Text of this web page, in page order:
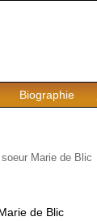
Biographie
Marie de Blic
de Blic